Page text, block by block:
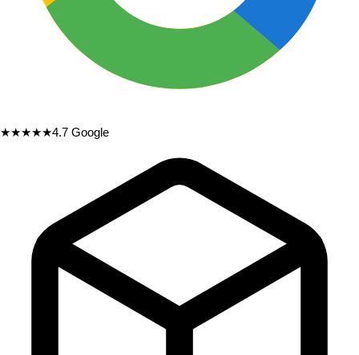
★★★★★4.7 Google